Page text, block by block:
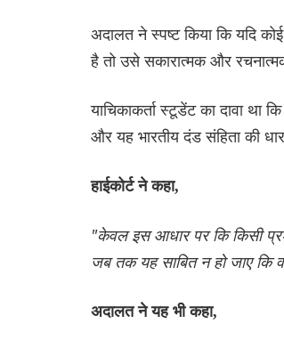
अदालत ने स्पष्ट किया कि यदि
है तो उसे सकारात्मक और
याचिकाकर्ता स्टूडेंट का दावा था
और यह भारतीय दंड संहिता की
हाईकोर्ट ने कहा,
"केवल इस आधार पर कि किसी
जब तक यह साबित न हो जाए कि
अदालत ने यह भी कहा,